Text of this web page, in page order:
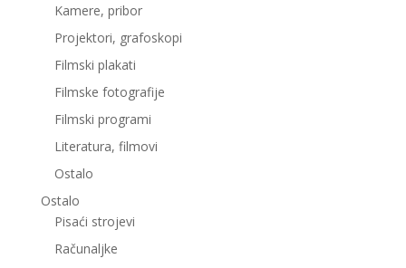
Kamere, pribor
Projektori, grafoskopi
Filmski plakati
Filmske fotografije
Filmski programi
Literatura, filmovi
Ostalo
Ostalo
Pisaći strojevi
Računaljke